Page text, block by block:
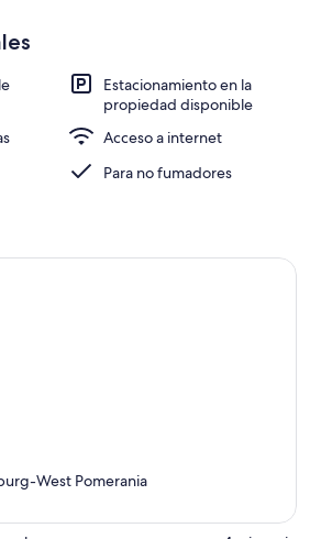
Estacionamiento en la
propiedad disponible
Acceso a internet
Para no fumadores
West Pomerania